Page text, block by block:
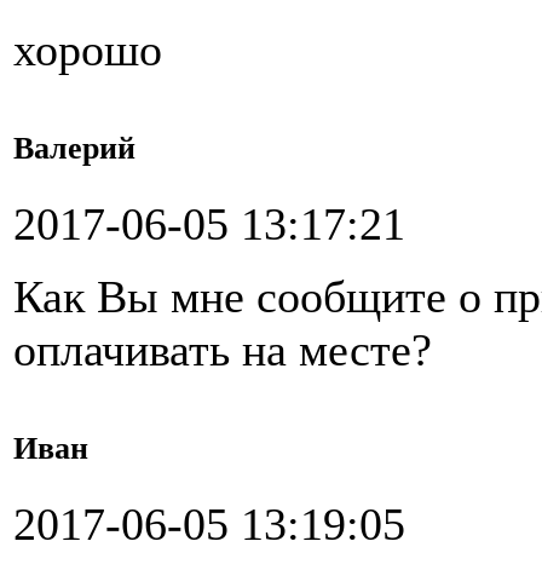
хорошо
Валерий
2017-06-05 13:17:21
Как Вы мне сообщите о
оплачивать на месте?
Иван
2017-06-05 13:19:05